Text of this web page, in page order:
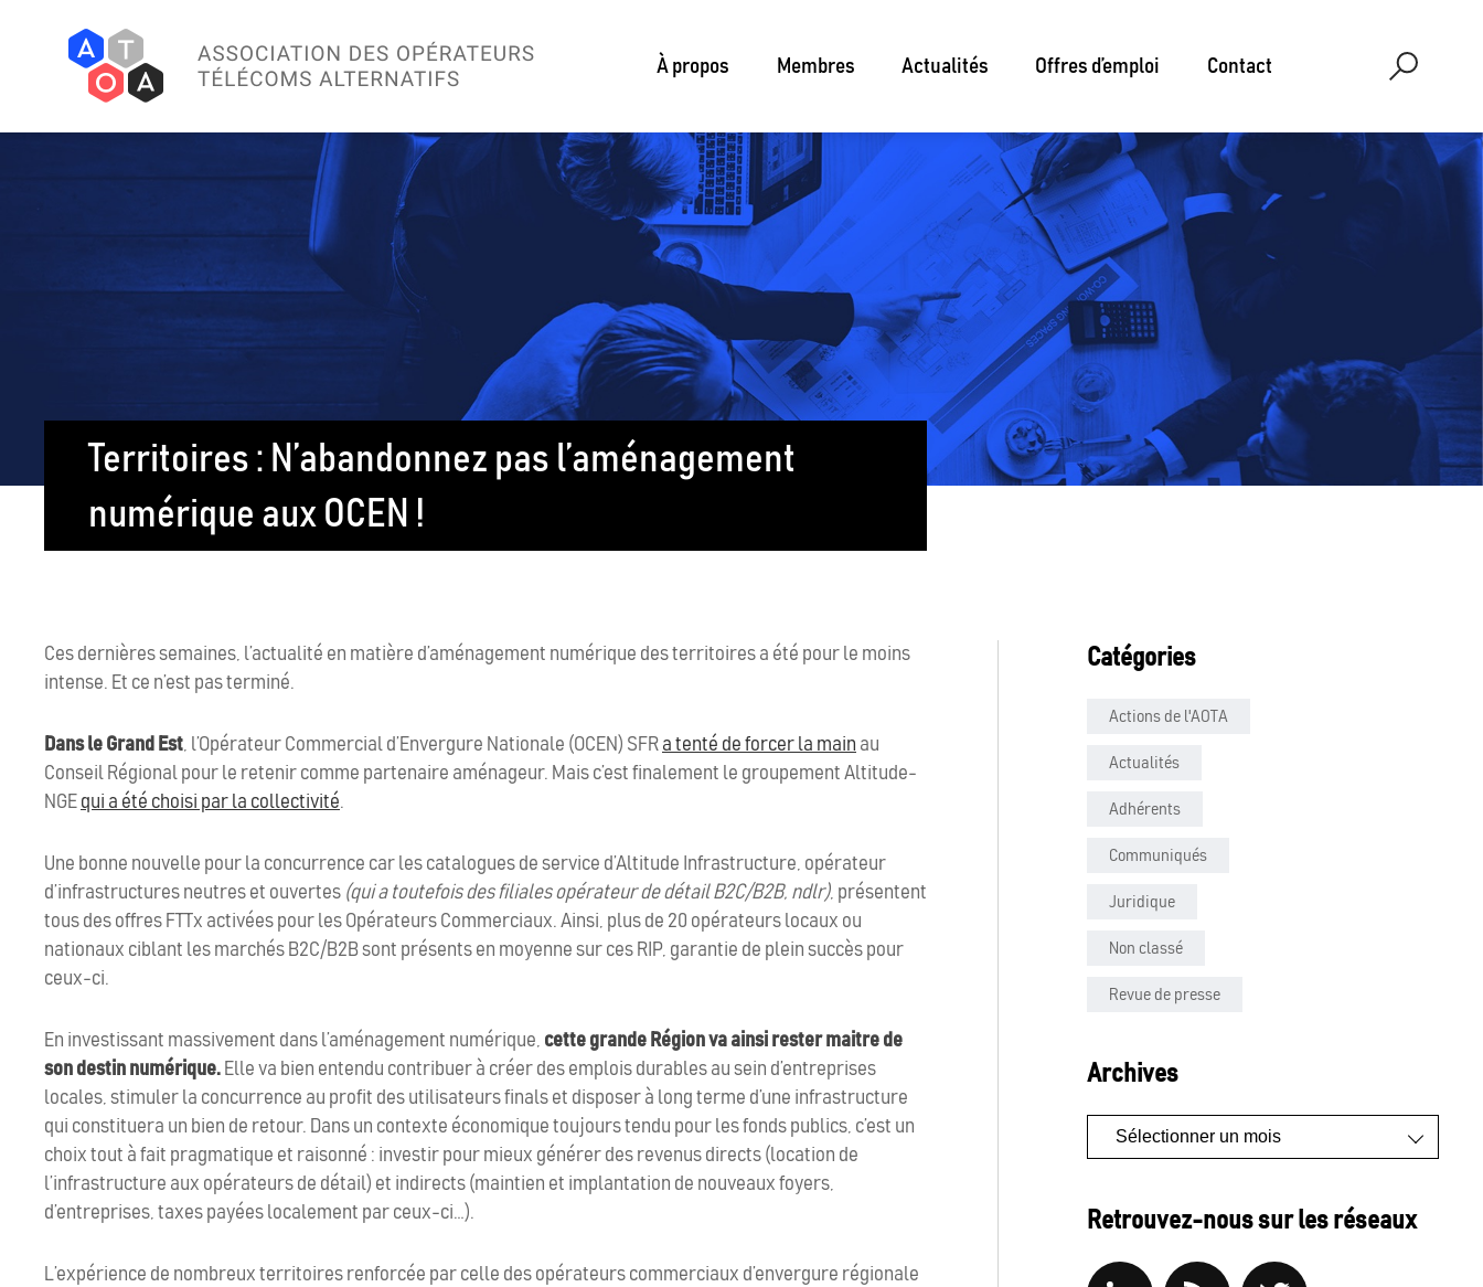
À propos Membres Actualités Offres d’emploi Contact
Territoires : N’abandonnez pas l’aménagement
numérique aux OCEN !
Ces dernières semaines, l’actualité en matière d’aménagement numérique des territoires a été pour le moins
intense. Et ce n’est pas terminé.
Dans le Grand Est, l’Opérateur Commercial d’Envergure Nationale (OCEN) SFR a tenté de forcer la main au
Conseil Régional pour le retenir comme partenaire aménageur. Mais c’est finalement le groupement Altitude-
NGE qui a été choisi par la collectivité.
Une bonne nouvelle pour la concurrence car les catalogues de service d’Altitude Infrastructure, opérateur
d’infrastructures neutres et ouvertes (qui a toutefois des filiales opérateur de détail B2C/B2B, ndlr), présentent
tous des offres FTTx activées pour les Opérateurs Commerciaux. Ainsi, plus de 20 opérateurs locaux ou
nationaux ciblant les marchés B2C/B2B sont présents en moyenne sur ces RIP, garantie de plein succès pour
ceux-ci.
En investissant massivement dans l’aménagement numérique, cette grande Région va ainsi rester maitre de
son destin numérique. Elle va bien entendu contribuer à créer des emplois durables au sein d’entreprises
locales, stimuler la concurrence au profit des utilisateurs finals et disposer à long terme d’une infrastructure
qui constituera un bien de retour. Dans un contexte économique toujours tendu pour les fonds publics, c’est un
choix tout à fait pragmatique et raisonné : investir pour mieux générer des revenus directs (location de
l’infrastructure aux opérateurs de détail) et indirects (maintien et implantation de nouveaux foyers,
d’entreprises, taxes payées localement par ceux-ci…).
L’expérience de nombreux territoires renforcée par celle des opérateurs commerciaux d’envergure régionale
Catégories
Actions de l'AOTA
Actualités
Adhérents
Communiqués
Juridique
Non classé
Revue de presse
Archives
Archives
Retrouvez-nous sur les réseaux